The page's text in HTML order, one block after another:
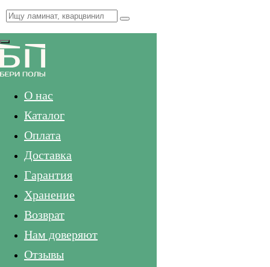
О нас
Каталог
Оплата
Доставка
Гарантия
Хранение
Возврат
Нам доверяют
Отзывы